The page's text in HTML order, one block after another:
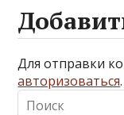
Для отправки
авторизоваться.